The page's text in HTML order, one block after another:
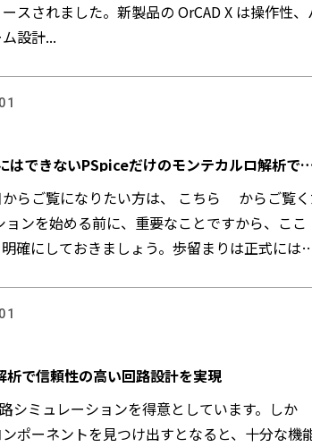
スされました。新製品の OrCAD X は操作性、
設計...
はできないPSpiceだけのモンテカルロ解析で
らご覧になりたい方は、 こちら からご覧
ンを始める前に、重要なことですから、ここ
確にしておきましょう。歩留まりは正式には
で信頼性の高い回路設計を実現
シミュレーションを得意としています。しか
ポーネントを見つけ出すとなると、十分な機